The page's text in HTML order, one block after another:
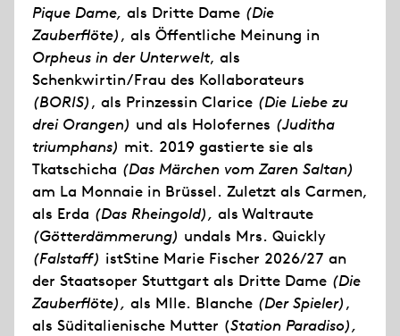
Pique Dame, als Dritte Dame (Die
Zauberflöte), als Öffentliche Meinung in
Orpheus in der Unterwelt, als
Schenkwirtin/Frau des Kollaborateurs
(BORIS), als Prinzessin Clarice (Die Liebe zu
drei Orangen) und als Holofernes (Juditha
triumphans) mit. 2019 gastierte sie als
Tkatschicha (Das Märchen vom Zaren Saltan)
am La Monnaie in Brüssel. Zuletzt als Carmen,
als Erda (Das Rheingold), als Waltraute
(Götterdämmerung) undals Mrs. Quickly
(Falstaff) istStine Marie Fischer 2026/27 an
der Staatsoper Stuttgart als Dritte Dame (Die
Zauberflöte), als Mlle. Blanche (Der Spieler),
als Süditalienische Mutter (Station Paradiso),